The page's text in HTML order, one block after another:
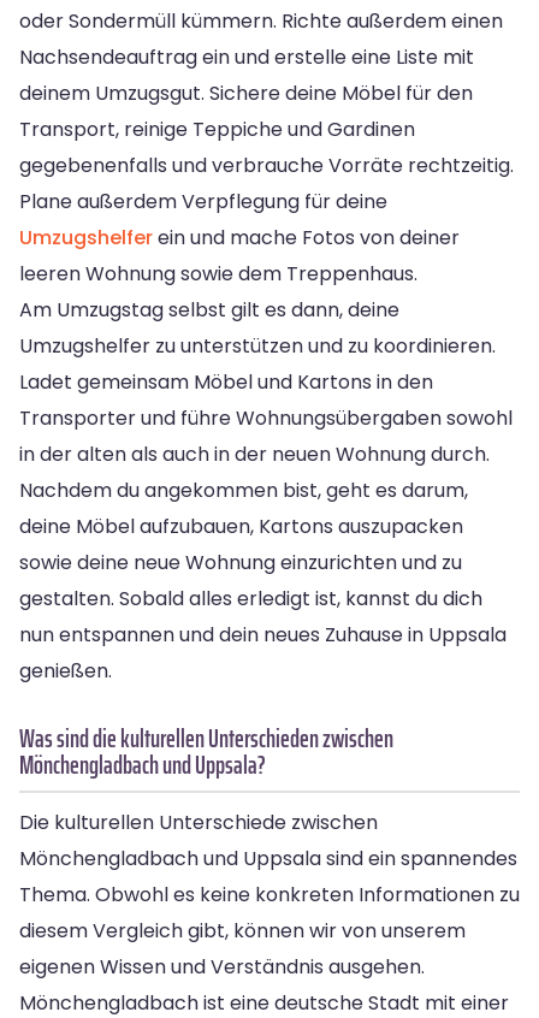
oder Sondermüll kümmern. Richte außerdem einen
Nachsendeauftrag ein und erstelle eine Liste mit
deinem Umzugsgut. Sichere deine Möbel für den
Transport, reinige Teppiche und Gardinen
gegebenenfalls und verbrauche Vorräte rechtzeitig.
Plane außerdem Verpflegung für deine
Umzugshelferein und mache Fotos von deiner
leeren Wohnung sowie dem Treppenhaus.
Am Umzugstag selbst gilt es dann, deine
Umzugshelfer zu unterstützen und zu koordinieren.
Ladet gemeinsam Möbel und Kartons in den
Transporter und führe Wohnungsübergaben sowohl
in der alten als auch in der neuen Wohnung durch.
Nachdem du angekommen bist, geht es darum,
deine Möbel aufzubauen, Kartons auszupacken
sowie deine neue Wohnung einzurichten und zu
gestalten. Sobald alles erledigt ist, kannst du dich
nun entspannen und dein neues Zuhause in Uppsala
genießen.
Was sind die kulturellen Unterschieden zwischen
Mönchengladbach und Uppsala?
Die kulturellen Unterschiede zwischen
Mönchengladbach und Uppsala sind ein spannendes
Thema. Obwohl es keine konkreten Informationen zu
diesem Vergleich gibt, können wir von unserem
eigenen Wissen und Verständnis ausgehen.
Mönchengladbach ist eine deutsche Stadt mit einer